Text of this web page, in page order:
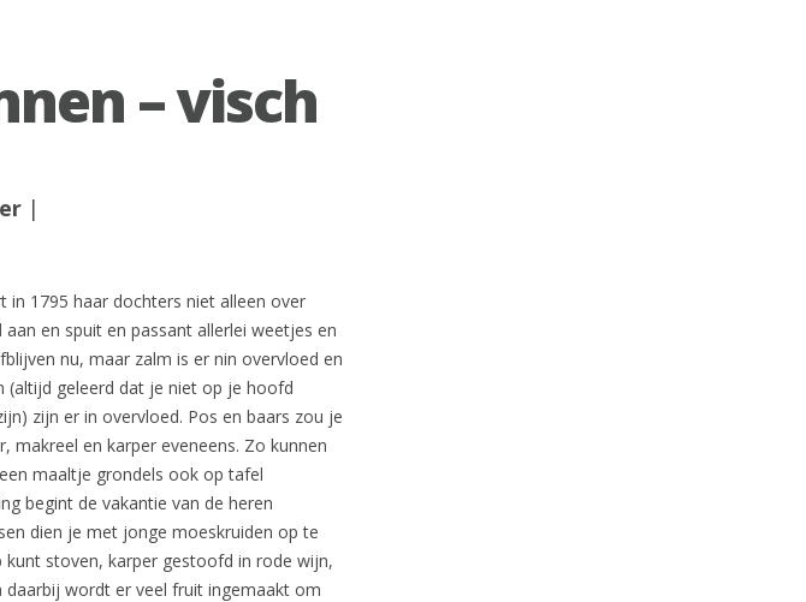
– visch
|
in 1795 haar dochters niet alleen over
en spuit en passant allerlei weetjes en
nu, maar zalm is er nin overvloed en
geleerd dat je niet op je hoofd
zijn er in overvloed. Pos en baars zou je
makreel en karper eveneens. Zo kunnen
maaltje grondels ook op tafel
begint de vakantie van de heren
dien je met jonge moeskruiden op te
stoven, karper gestoofd in rode wijn,
wordt er veel fruit ingemaakt om